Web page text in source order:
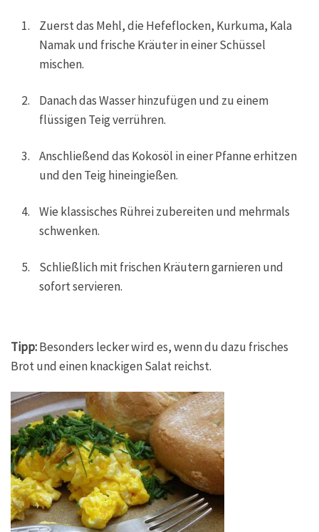
Zuerst das Mehl, die Hefeflocken, Kurkuma, Kala
Namak und frische Kräuter in einer Schüssel
mischen.
Danach das Wasser hinzufügen und zu einem
flüssigen Teig verrühren.
Anschließend das Kokosöl in einer Pfanne erhitzen
und den Teig hineingießen.
Wie klassisches Rührei zubereiten und mehrmals
schwenken.
Schließlich mit frischen Kräutern garnieren und
sofort servieren.
Tipp:Besonders lecker wird es, wenn du dazu frisches
Brot und einen knackigen Salat reichst.